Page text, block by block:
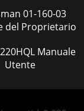
160-03
del Proprietario
Utente